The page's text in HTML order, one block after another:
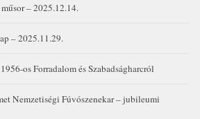
– 2025.12.14.
– 2025.11.29.
os Forradalom és Szabadságharcról
Nemzetiségi Fúvószenekar – jubileumi